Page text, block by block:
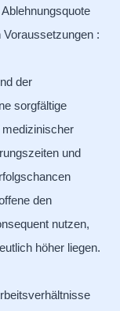
:
der
sorgfältige
und
den
nutzen,
höher liegen.